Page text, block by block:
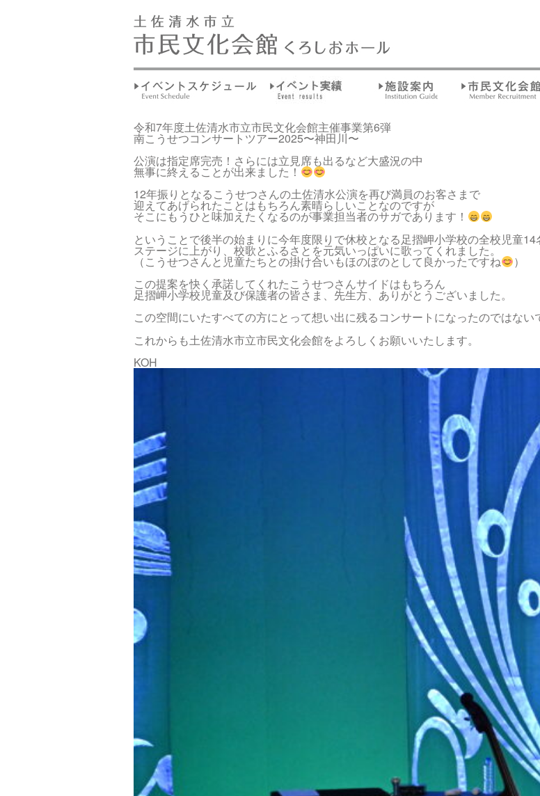
令和7年度土佐清水市立市民文化会館主催事業第6弾
南こうせつコンサートツアー2025〜神田川〜
公演は指定席完売！さらには立見席も出るなど大盛況の中
無事に終えることが出来ました！
12年振りとなるこうせつさんの土佐清水公演を再び満員のお客さまで
迎えてあげられたことはもちろん素晴らしいことなのですが
そこにもうひと味加えたくなるのが事業担当者のサガであります！
ということで後半の始まりに今年度限りで休校となる足摺岬小学校の全校児童14
ステージに上がり、校歌とふるさとを元気いっぱいに歌ってくれました。
（こうせつさんと児童たちとの掛け合いもほのぼのとして良かったですね
）
この提案を快く承諾してくれたこうせつさんサイドはもちろん
足摺岬小学校児童及び保護者の皆さま、先生方、ありがとうございました。
この空間にいたすべての方にとって想い出に残るコンサートになったのではない
これからも土佐清水市立市民文化会館をよろしくお願いいたします。
KOH